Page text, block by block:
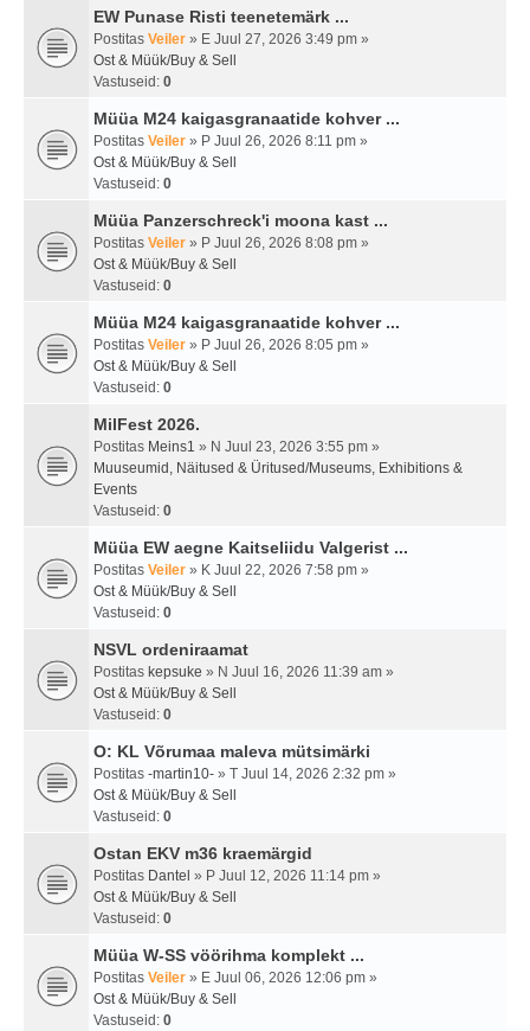
EW Punase Risti teenetemärk ...
Postitas Veiler » E Juul 27, 2026 3:49 pm »
Ost & Müük/Buy & Sell
Vastuseid: 0
Müüa M24 kaigasgranaatide kohver ...
Postitas Veiler » P Juul 26, 2026 8:11 pm »
Ost & Müük/Buy & Sell
Vastuseid: 0
Müüa Panzerschreck'i moona kast ...
Postitas Veiler » P Juul 26, 2026 8:08 pm »
Ost & Müük/Buy & Sell
Vastuseid: 0
Müüa M24 kaigasgranaatide kohver ...
Postitas Veiler » P Juul 26, 2026 8:05 pm »
Ost & Müük/Buy & Sell
Vastuseid: 0
MilFest 2026.
Postitas Meins1 » N Juul 23, 2026 3:55 pm »
Muuseumid, Näitused & Üritused/Museums, Exhibitions &
Events
Vastuseid: 0
Müüa EW aegne Kaitseliidu Valgerist ...
Postitas Veiler » K Juul 22, 2026 7:58 pm »
Ost & Müük/Buy & Sell
Vastuseid: 0
NSVL ordeniraamat
Postitas kepsuke » N Juul 16, 2026 11:39 am »
Ost & Müük/Buy & Sell
Vastuseid: 0
O: KL Võrumaa maleva mütsimärki
Postitas -martin10- » T Juul 14, 2026 2:32 pm »
Ost & Müük/Buy & Sell
Vastuseid: 0
Ostan EKV m36 kraemärgid
Postitas Dantel » P Juul 12, 2026 11:14 pm »
Ost & Müük/Buy & Sell
Vastuseid: 0
Müüa W-SS vöörihma komplekt ...
Postitas Veiler » E Juul 06, 2026 12:06 pm »
Ost & Müük/Buy & Sell
Vastuseid: 0